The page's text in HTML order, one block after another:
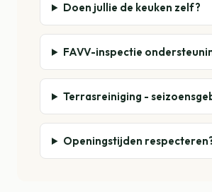
Doen jullie de keuken zelf?
FAVV-inspectie
Terrasreiniging -
Openingstijden